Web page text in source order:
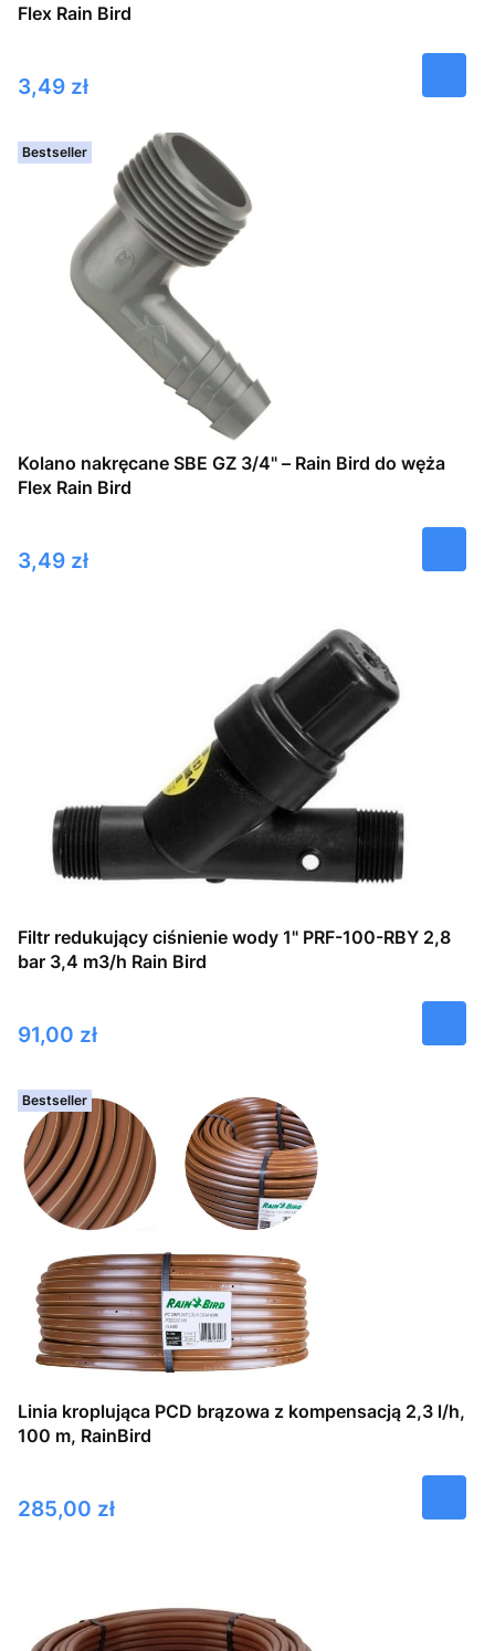
Flex Rain Bird
Cena
3,49 zł
Bestseller
Kolano nakręcane SBE GZ 3/4" – Rain Bird do węża
Flex Rain Bird
Cena
3,49 zł
Filtr redukujący ciśnienie wody 1" PRF-100-RBY 2,8
bar 3,4 m3/h Rain Bird
Cena
91,00 zł
Bestseller
Linia kroplująca PCD brązowa z kompensacją 2,3 l/h,
100 m, RainBird
Cena
285,00 zł